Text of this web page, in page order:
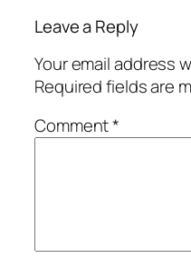
Leave a Reply
Your email address
Required fields are
Comment*